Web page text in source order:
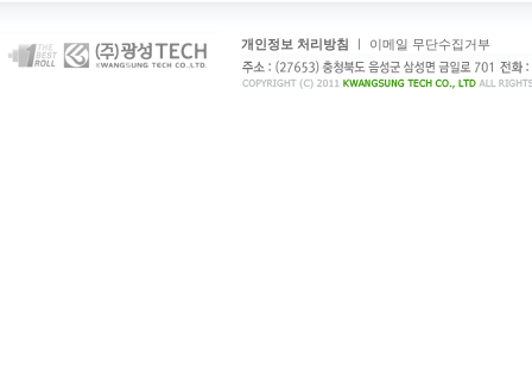
개인정보 처리방침 ㅣ 이메일 무단수집거부